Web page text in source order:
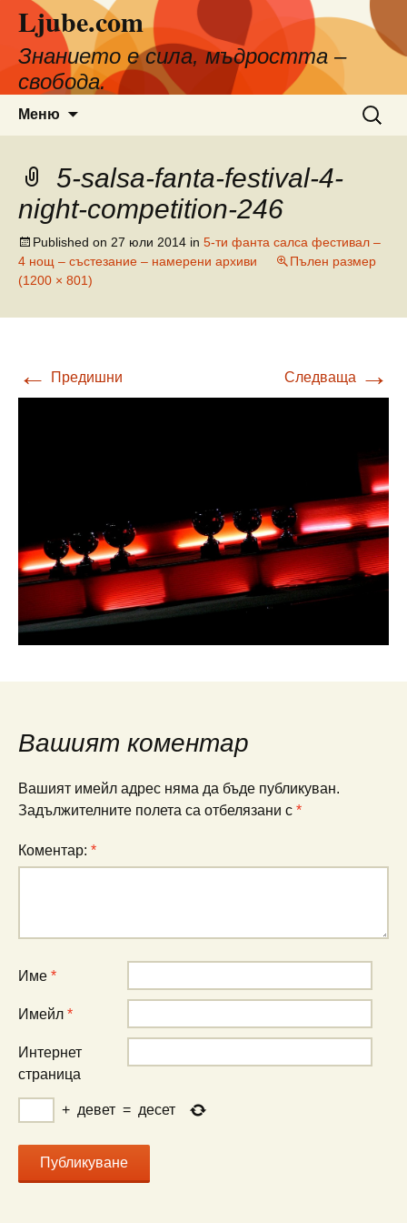
съдържанието
Ljube.com
Знанието е сила, мъдростта –
свобода.
Меню
за:
5-salsa-fanta-festival-4-
night-competition-246
Published on 27 юли 2014 in 5-ти фанта салса фестивал –
4 нощ – състезание – намерени архиви
Пълен размер
(1200 × 801)
← Предишни Следваща →
Вашият коментар
Вашият имейл адрес няма да бъде публикуван.
Задължителните полета са отбелязани с *
Коментар: *
Име *
Имейл *
Интернет
страница
+ девет = десет